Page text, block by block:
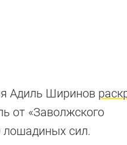
Адиль Ширинов
от «Заволжского
лошадиных сил.